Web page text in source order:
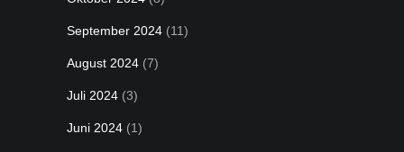
September 2024 (11)
August 2024 (7)
Juli 2024 (3)
Juni 2024 (1)